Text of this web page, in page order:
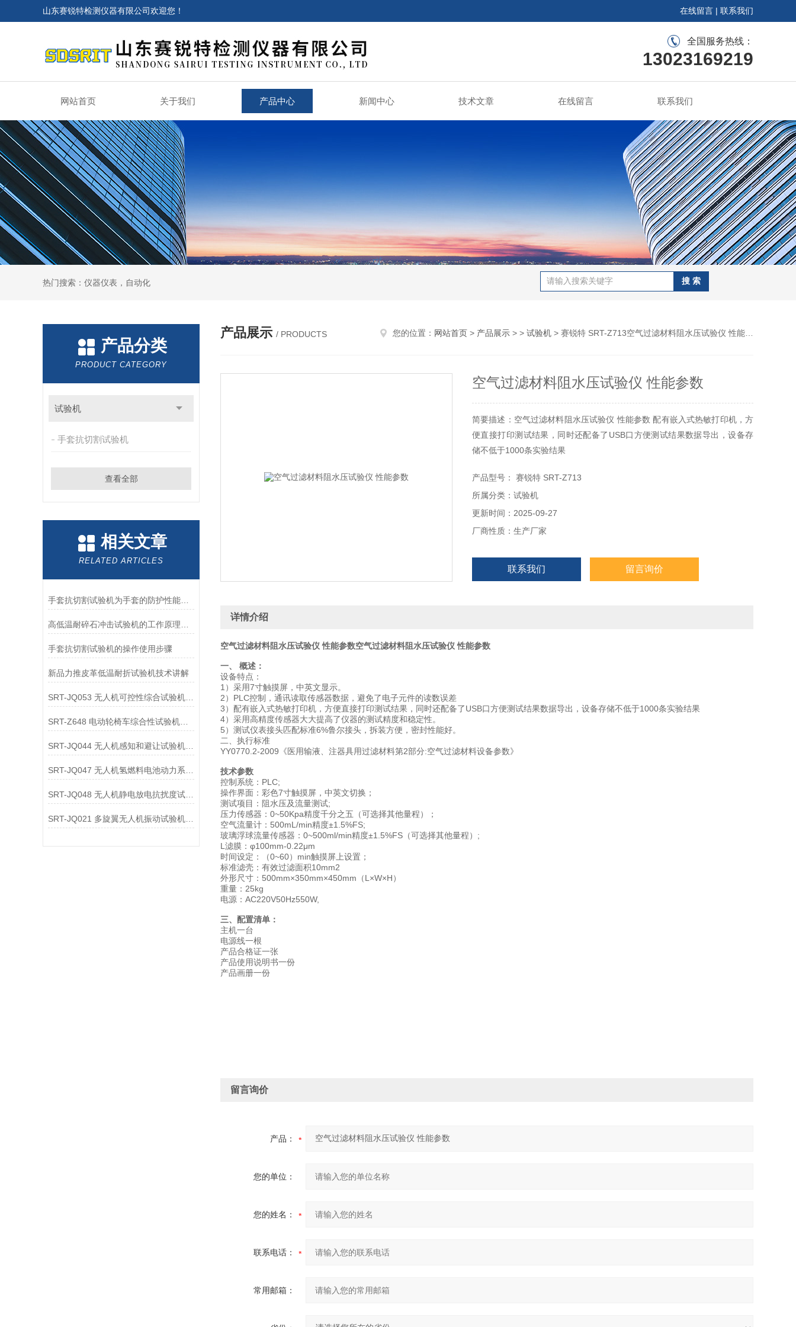
山东赛锐特检测仪器有限公司欢迎您！ 在线留言 | 联系我们
全国服务热线：
13023169219
网站首页 关于我们 产品中心 新闻中心 技术文章 在线留言 联系我们
热门搜索：仪器仪表，自动化
产品分类
PRODUCT CATEGORY
试验机
手套抗切割试验机
查看全部
相关文章
RELATED ARTICLES
手套抗切割试验机为手套的防护性能提供了客观数据
手套抗切割试验机的操作使用步骤
新品力推皮革低温耐折试验机技术讲解
SRT-JQ053 无人机可控性综合试验机的应用领域介绍
SRT-Z648 电动轮椅车综合性试验机可以用在哪些方面
SRT-JQ044 无人机感知和避让试验机的应用领域有哪些
SRT-JQ048 无人机静电放电抗扰度试验机有哪些特点
SRT-JQ021 多旋翼无人机振动试验机简单介绍 质量保证
产品展示 / PRODUCTS 您的位置： 网站首页 > 产品展示 > > 试验机 > 赛锐特 SRT-Z713空气过滤材料阻水压试验仪 性能参数
空气过滤材料阻水压试验仪 性能参数
简要描述：空气过滤材料阻水压试验仪 性能参数 配有嵌入式热敏打印机，方
便直接打印测试结果，同时还配备了USB口方便测试结果数据导出，设备存
储不低于1000条实验结果
产品型号： 赛锐特 SRT-Z713
所属分类：试验机
更新时间：2025-09-27
厂商性质：生产厂家
联系我们 留言询价
详情介绍
空气过滤材料阻水压试验仪 性能参数空气过滤材料阻水压试验仪 性能参数
一、 概述：
设备特点：
1）采用7寸触摸屏，中英文显示。
2）PLC控制，通讯读取传感器数据，避免了电子元件的读数误差
3）配有嵌入式热敏打印机，方便直接打印测试结果，同时还配备了USB口方便测试结果数据导出，设备存储不低于1000条实验结果
4）采用高精度传感器大大提高了仪器的测试精度和稳定性。
5）测试仪表接头匹配标准6%鲁尔接头，拆装方便，密封性能好。
二、执行标准
YY0770.2-2009《医用输液、注器具用过滤材料第2部分:空气过滤材料设备参数》
技术参数
控制系统：PLC;
操作界面：彩色7寸触摸屏，中英文切换；
测试项目：阻水压及流量测试;
压力传感器：0~50Kpa精度千分之五（可选择其他量程）；
空气流量计：500mL/min精度±1.5%FS;
玻璃浮球流量传感器：0~500ml/min精度±1.5%FS（可选择其他量程）;
L滤膜：φ100mm-0.22μm
时间设定：（0~60）min触摸屏上设置；
标准滤壳：有效过滤面积10mm2
外形尺寸：500mm×350mm×450mm（L×W×H）
重量：25kg
电源：AC220V50Hz550W,
三、配置清单：
主机一台
电源线一根
产品合格证一张
产品使用说明书一份
产品画册一份
留言询价
产品：
您的单位：
您的姓名：
联系电话：
常用邮箱：